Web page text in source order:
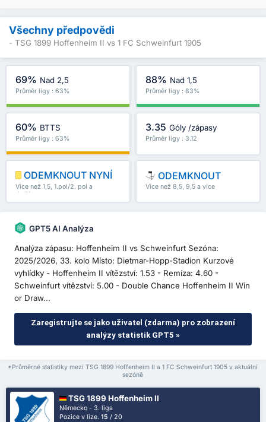
Všechny předpovědi
- TSG 1899 Hoffenheim II vs 1 FC Schweinfurt 1905
69% Nad 2,5
Průměr ligy : 63%
88% Nad 1,5
Průměr ligy : 83%
60% BTTS
Průměr ligy : 63%
3.35 Góly /zápasy
Průměr ligy : 3.12
ODEMKNOUT NYNÍ
Více než 1,5, 1.pol/2. pol a
další
ODEMKNOUT
Více než 8,5, 9,5 a více
GPT5 AI Analýza
Analýza zápasu: Hoffenheim II vs Schweinfurt Sezóna:
2025/2026, 33. kolo Místo: Dietmar-Hopp-Stadion Kurzové
vyhlídky - Hoffenheim II vítězství: 1.53 - Remíza: 4.60 -
Schweinfurt vítězství: 5.00 - Double Chance Hoffenheim II Win
or Draw...
Zaregistrujte se jako uživatel (zdarma) pro zobrazení
analýzy statistik GPT5 »
*Průměrné statistiky mezi TSG 1899 Hoffenheim II a 1 FC Schweinfurt 1905 v aktuální
sezóně
TSG 1899 Hoffenheim II
Německo - 3. liga
Pozice v lize.15 / 20